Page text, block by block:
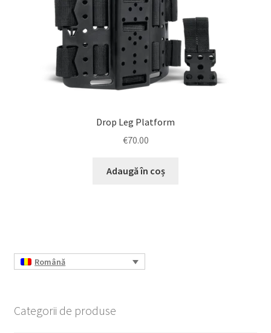
Drop Leg Platform
€70.00
Adaugă în coș
Română
Categorii de produse